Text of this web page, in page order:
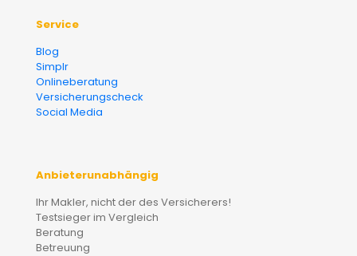
Service
Blog
Simplr
Onlineberatung
Versicherungscheck
Social Media
Anbieterunabhängig
Ihr Makler, nicht der des Versicherers!
Testsieger im Vergleich
Beratung
Betreuung